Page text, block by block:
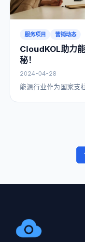
服务项目 营销动态
CloudKOL助力
秘！
2024-04-28
能源行业作为国家支